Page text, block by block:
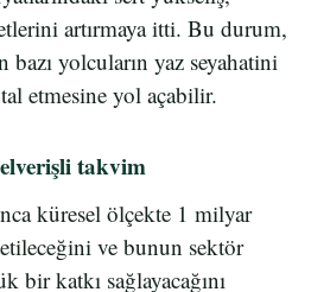
artırmaya itti. Bu durum,
yolcuların yaz seyahatini
etmesine yol açabilir.
takvim
küresel ölçekte 1 milyar
ve bunun sektör
bir katkı sağlayacağını